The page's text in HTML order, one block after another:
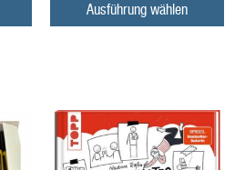
Ausführung wählen